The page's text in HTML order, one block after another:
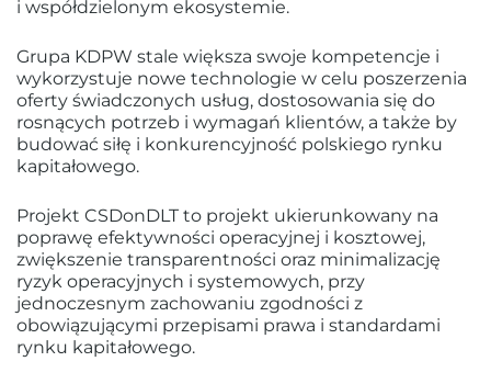
i współdzielonym ekosystemie.
Grupa KDPW stale większa swoje kompetencje i
wykorzystuje nowe technologie w celu poszerzenia
oferty świadczonych usług, dostosowania się do
rosnących potrzeb i wymagań klientów, a także by
budować siłę i konkurencyjność polskiego rynku
kapitałowego.
Projekt CSDonDLT to projekt ukierunkowany na
poprawę efektywności operacyjnej i kosztowej,
zwiększenie transparentności oraz minimalizację
ryzyk operacyjnych i systemowych, przy
jednoczesnym zachowaniu zgodności z
obowiązującymi przepisami prawa i standardami
rynku kapitałowego.